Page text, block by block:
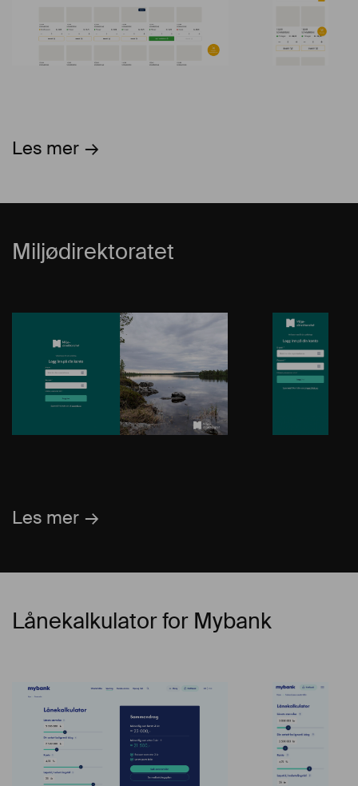
Les mer
Miljødirektoratet
Les mer
Lånekalkulator for Mybank